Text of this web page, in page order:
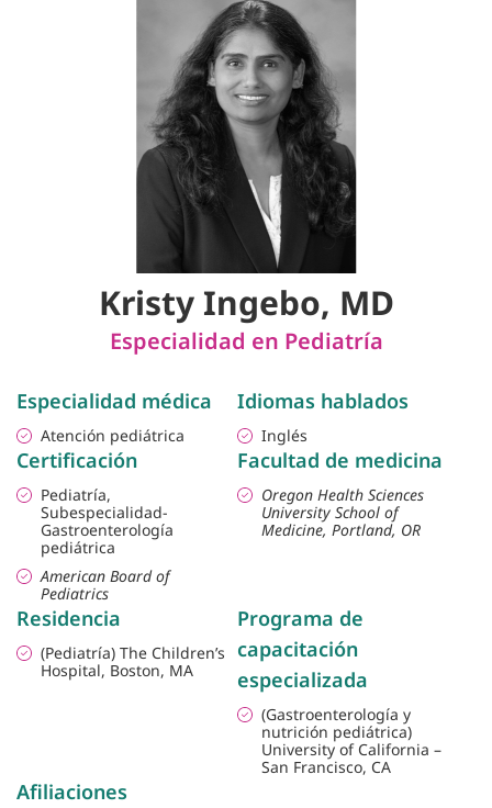
Kristy Ingebo, MD
Especialidad en Pediatría
Especialidad médica
Atención pediátrica
Idiomas hablados
Inglés
Certificación
Pediatría,
Subespecialidad-
Gastroenterología
pediátrica
American Board of
Pediatrics
Facultad de medicina
Oregon Health Sciences
University School of
Medicine, Portland, OR
Residencia
(Pediatría) The Children’s
Hospital, Boston, MA
Programa de
capacitación
especializada
(Gastroenterología y
nutrición pediátrica)
University of California –
San Francisco, CA
Afiliaciones